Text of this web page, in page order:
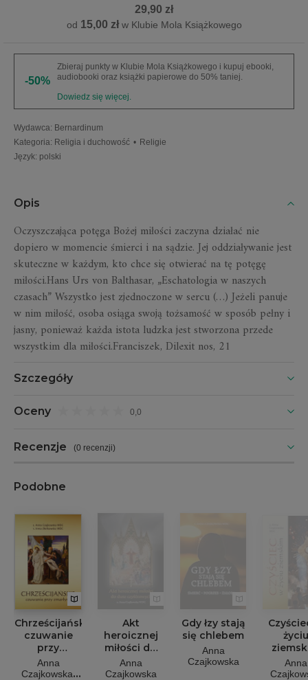
29,90 zł
od 15,00 złw Klubie Mola Książkowego
-50%
Zbieraj punkty w Klubie Mola Książkowego i kupuj ebooki,
audiobooki oraz książki papierowe do 50% taniej.
Dowiedz się więcej.
Wydawca: Bernardinum
Kategoria: Religia i duchowość • Religie
Język: polski
Opis
Oczyszczająca potęga Bożej miłości zaczyna działać nie
dopiero w momencie śmierci i na sądzie. Jej oddziaływanie jest
skuteczne w każdym, kto chce się otwierać na tę potęgę
miłości.Hans Urs von Balthasar, „Eschatologia w naszych
czasach” Wszystko jest zjednoczone w sercu (…) Jeżeli panuje
w nim miłość, osoba osiąga swoją tożsamość w sposób pełny i
jasny, ponieważ każda istota ludzka jest stworzona przede
wszystkim dla miłości.Franciszek, Dilexit nos, 21
Szczegóły
Oceny 0,0
Recenzje (0 recenzji)
Podobne
Chrześcijańskie
czuwanie
przy
zmarłym
Anna
Czajkowska
Akt
heroicznej
miłości do
dusz
czyśćcowych
Anna
Czajkowska
Gdy łzy stają
się chlebem
Anna
Czajkowska
życiu
Anna